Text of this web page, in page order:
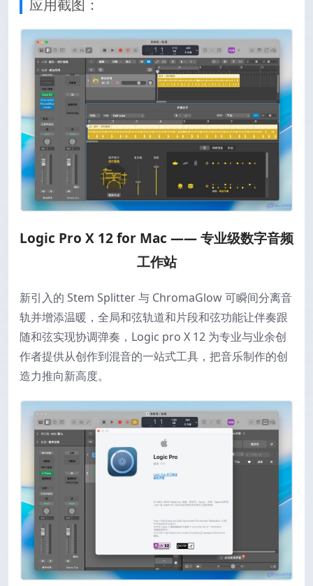
应用截图：
Logic Pro X 12 for Mac —— 专业级数字音频
工作站
新引入的 Stem Splitter 与 ChromaGlow 可瞬间分离音
轨并增添温暖，全局和弦轨道和片段和弦功能让伴奏跟
随和弦实现协调弹奏，Logic pro X 12 为专业与业余创
作者提供从创作到混音的一站式工具，把音乐制作的创
造力推向新高度。